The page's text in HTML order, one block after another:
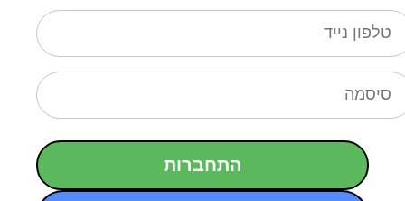
התחברות